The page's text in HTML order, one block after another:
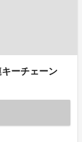
ーチェーン